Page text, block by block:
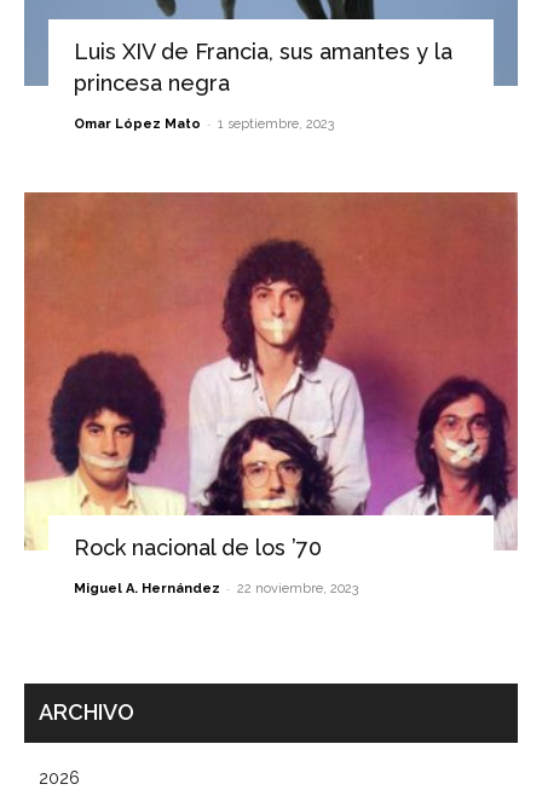
Luis XIV de Francia, sus amantes y la
princesa negra
Omar López Mato - 1 septiembre, 2023
Rock nacional de los ’70
Miguel A. Hernández - 22 noviembre, 2023
ARCHIVO
2026